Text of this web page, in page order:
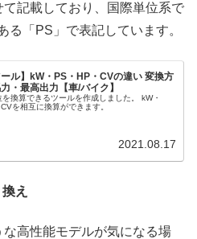
記載しており、国際単位系で
る「PS」で表記しています。
ール】kW・PS・HP・CVの違い 変換方
・最高出力【車/バイク】
を換算できるツールを作成しました。 kW・
を相互に換算ができます。
2021.08.17
え
高性能モデルが気になる場